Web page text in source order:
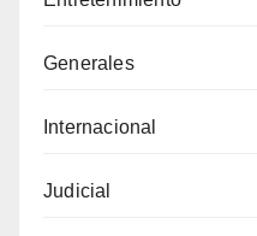
Generales
Internacional
Judicial